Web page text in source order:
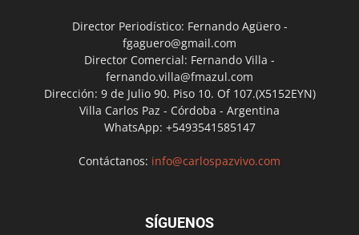
Director Periodístico: Fernando Agüero -
fgaguero@gmail.com
Director Comercial: Fernando Villa -
fernando.villa@fmazul.com
Dirección: 9 de Julio 90. Piso 10. Of 107.(X5152EYN)
Villa Carlos Paz - Córdoba - Argentina
WhatsApp: +5493541585147
Contáctanos: info@carlospazvivo.com
SÍGUENOS